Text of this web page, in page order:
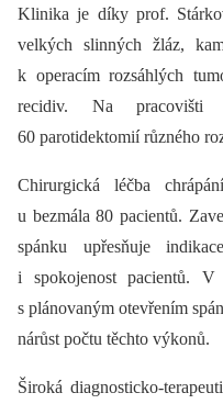
Klinika je díky prof.
velkých slinných žláz,
k operacím rozsáhlých
recidiv. Na pracovišti
60 parotidektomií různého
Chirurgická léčba
u bezmála 80 pacientů.
spánku upřesňuje
i spokojenost pacientů.
V
s plánovaným otevřením
nárůst počtu těchto výkonů.
Široká diagnosticko-